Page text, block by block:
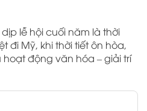
lễ hội cuối năm là thời
đi Mỹ, khi thời tiết ôn hòa,
động văn hóa – giải trí